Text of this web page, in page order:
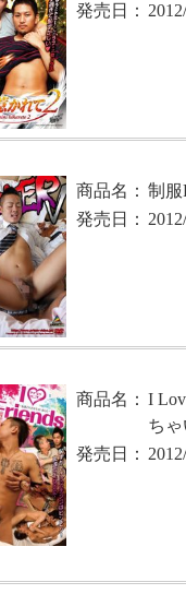
発売日：
商品名： 制
発売日：
商品名： I
ち
発売日：